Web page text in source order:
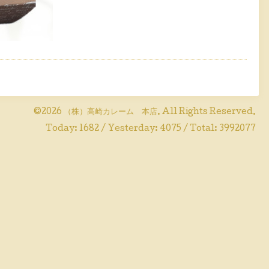
©2026 （株）高崎カレーム 本店. All Rights Reserved.
Today: 1682 / Yesterday: 4075 / Total: 3992077